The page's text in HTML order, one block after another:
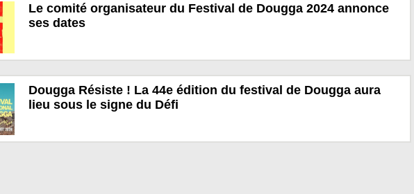
Le comité organisateur du Festival de Dougga 2024 annonce
ses dates
Dougga Résiste ! La 44e édition du festival de Dougga aura
lieu sous le signe du Défi